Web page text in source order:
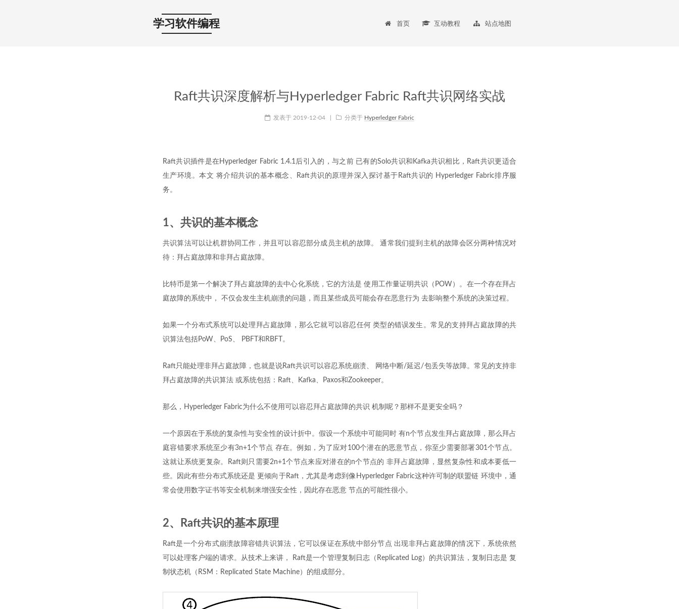
学习软件编程 首页 互动教程 站点地图
Raft共识深度解析与Hyperledger Fabric Raft共识网络实战
发表于 2019-12-04 分类于 Hyperledger Fabric
Raft共识插件是在Hyperledger Fabric 1.4.1后引入的，与之前 已有的Solo共识和Kafka共识相比，Raft共识更适合
生产环境。本文 将介绍共识的基本概念、Raft共识的原理并深入探讨基于Raft共识的 Hyperledger Fabric排序服
务。
1、共识的基本概念
共识算法可以让机群协同工作，并且可以容忍部分成员主机的故障。 通常我们提到主机的故障会区分两种情况对
待：拜占庭故障和非拜占庭故障。
比特币是第一个解决了拜占庭故障的去中心化系统，它的方法是 使用工作量证明共识（POW）。在一个存在拜占
庭故障的系统中， 不仅会发生主机崩溃的问题，而且某些成员可能会存在恶意行为 去影响整个系统的决策过程。
如果一个分布式系统可以处理拜占庭故障，那么它就可以容忍任何 类型的错误发生。常见的支持拜占庭故障的共
识算法包括PoW、PoS、 PBFT和RBFT。
Raft只能处理非拜占庭故障，也就是说Raft共识可以容忍系统崩溃、 网络中断/延迟/包丢失等故障。常见的支持非
拜占庭故障的共识算法 或系统包括：Raft、Kafka、Paxos和Zookeeper。
那么，Hyperledger Fabric为什么不使用可以容忍拜占庭故障的共识 机制呢？那样不是更安全吗？
一个原因在于系统的复杂性与安全性的设计折中。假设一个系统中可能同时 有n个节点发生拜占庭故障，那么拜占
庭容错要求系统至少有3n+1个节点 存在。例如，为了应对100个潜在的恶意节点，你至少需要部署301个节点。
这就让系统更复杂。Raft则只需要2n+1个节点来应对潜在的n个节点的 非拜占庭故障，显然复杂性和成本要低一
些。因此有些分布式系统还是 更倾向于Raft，尤其是考虑到像Hyperledger Fabric这种许可制的联盟链 环境中，通
常会使用数字证书等安全机制来增强安全性，因此存在恶意 节点的可能性很小。
2、Raft共识的基本原理
Raft是一个分布式崩溃故障容错共识算法，它可以保证在系统中部分节点 出现非拜占庭故障的情况下，系统依然
可以处理客户端的请求。从技术上来讲， Raft是一个管理复制日志（Replicated Log）的共识算法，复制日志是 复
制状态机（RSM：Replicated State Machine）的组成部分。